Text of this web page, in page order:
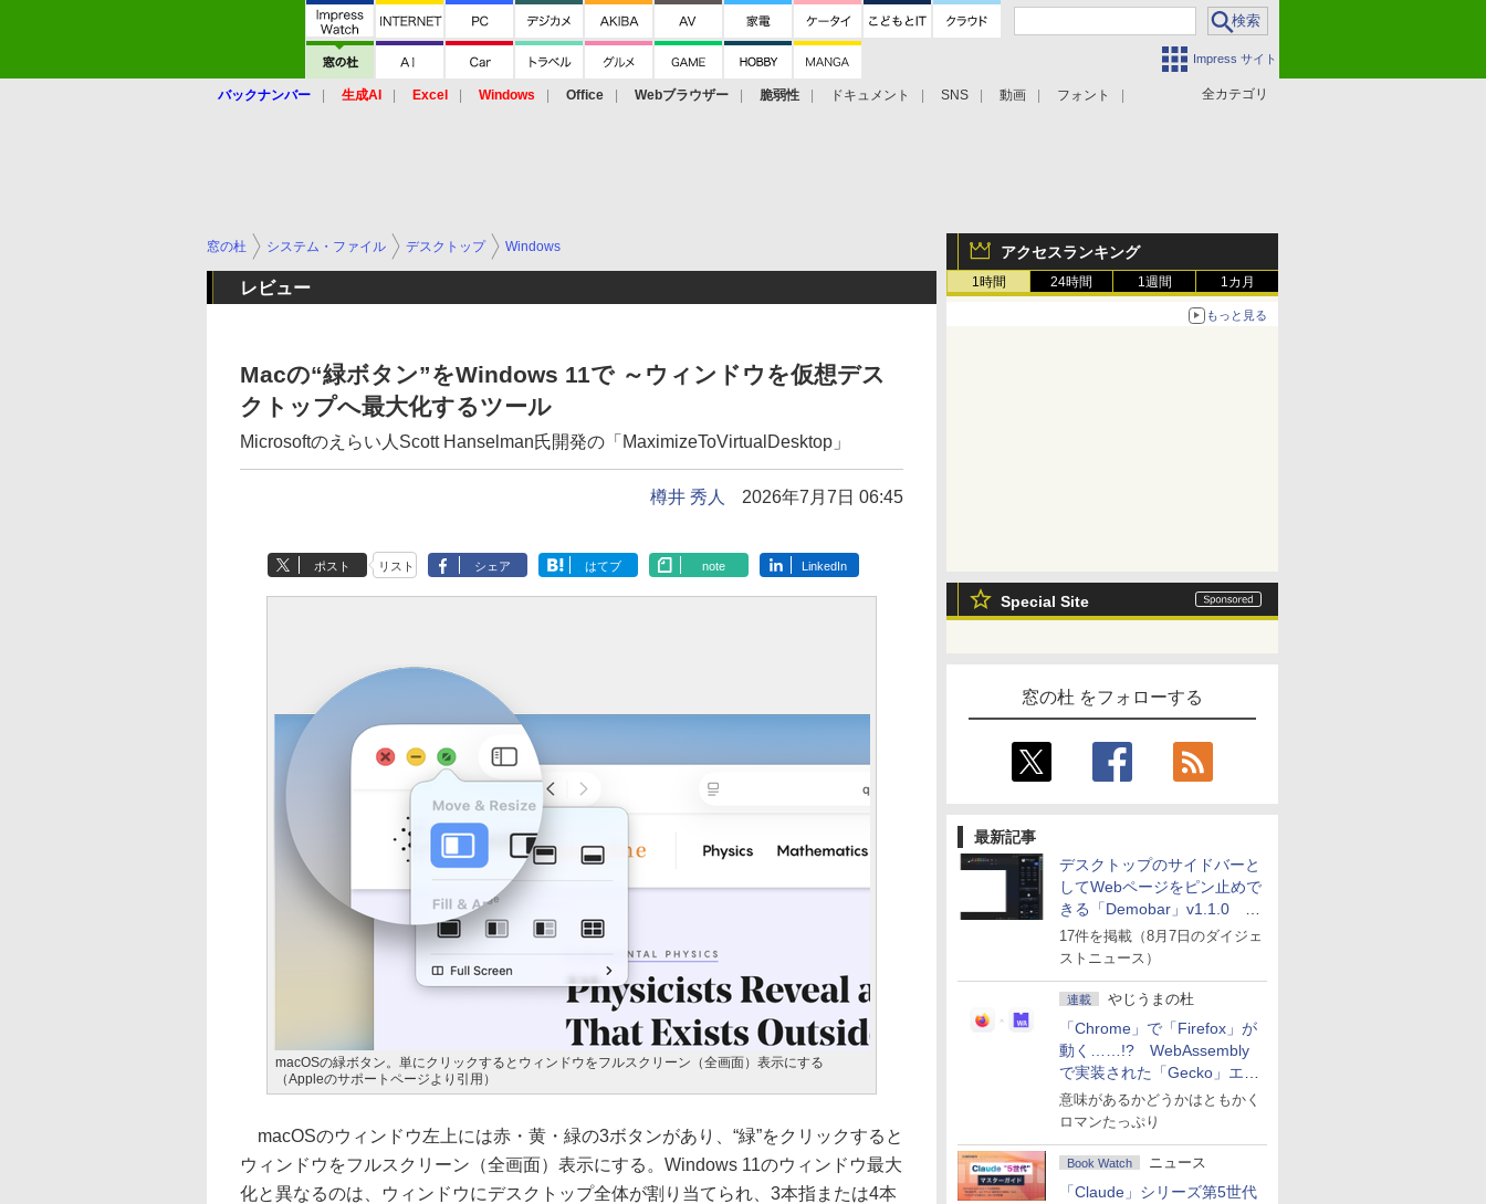
Impress サイト
全カテゴリ
バックナンバー 生成AI Excel Windows Office Webブラウザー 脆弱性 ドキュメント SNS 動画 フォント
アクセスランキング
1時間 24時間 1週間 1カ月
もっと見る
Special Site
窓の杜 をフォローする
最新記事
デスクトップのサイドバーと
してWebページをピン止めで
きる「Demobar」v1.1.0 ほ
か
17件を掲載（8月7日のダイジェ
ストニュース）
連載 やじうまの杜
「Chrome」で「Firefox」が
動く……!? WebAssembly
で実装された「Gecko」エン
ジン
意味があるかどうかはともかく
ロマンたっぷり
Book Watch ニュース
「Claude」シリーズ第5世代
窓の杜 システム・ファイル デスクトップ Windows
レビュー
Macの“緑ボタン”をWindows 11で ～ウィンドウを仮想デス
クトップへ最大化するツール
Microsoftのえらい人Scott Hanselman氏開発の「MaximizeToVirtualDesktop」
樽井 秀人 2026年7月7日 06:45
ポスト リスト シェア はてブ note LinkedIn
macOSの緑ボタン。単にクリックするとウィンドウをフルスクリーン（全画面）表示にする
（Appleのサポートページより引用）
macOSのウィンドウ左上には赤・黄・緑の3ボタンがあり、“緑”をクリックすると
ウィンドウをフルスクリーン（全画面）表示にする。Windows 11のウィンドウ最大
化と異なるのは、ウィンドウにデスクトップ全体が割り当てられ、3本指または4本